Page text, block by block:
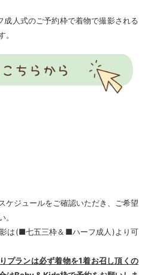
人式のご予約枠で着物で撮影される
。
ケジュールをご確認いただき、ご希望
は(■七五三枠＆■ハーフ成人)より可
プランは必ず着物を1着お召し頂くの